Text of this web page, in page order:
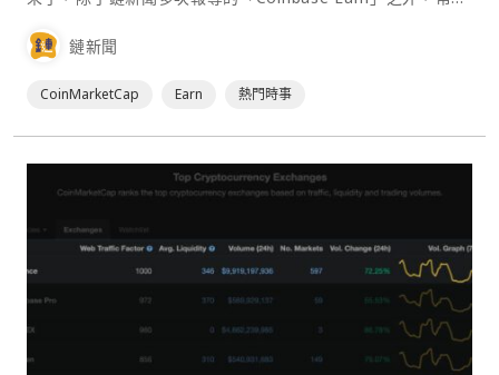
計劃。 CoinMarketCa⋯
鏈新聞
CoinMarketCap Earn 熱門時事